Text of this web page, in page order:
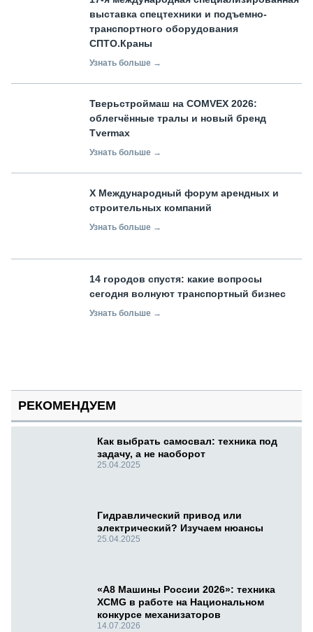
выставка спецтехники и подъемно-
транспортного оборудования
СПТО.Краны
Узнать больше →
Тверьстроймаш на COMVEX 2026:
облегчённые тралы и новый бренд
Tvermax
Узнать больше →
X Международный форум арендных и
строительных компаний
Узнать больше →
14 городов спустя: какие вопросы
сегодня волнуют транспортный бизнес
Узнать больше →
РЕКОМЕНДУЕМ
Как выбрать самосвал: техника под
задачу, а не наоборот
25.04.2025
Гидравлический привод или
электрический? Изучаем нюансы
25.04.2025
«А8 Машины России 2026»: техника
XCMG в работе на Национальном
конкурсе механизаторов
14.07.2026